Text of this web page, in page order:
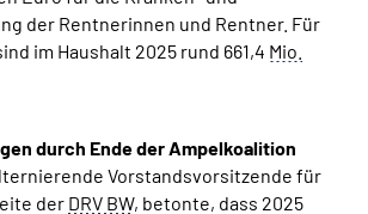
der Rentnerinnen und Rentner. Für
im Haushalt 2025 rund 661,4 Mio.
durch Ende der Ampelkoalition
Vorstandsvorsitzende für
der DRV BW, betonte, dass 2025